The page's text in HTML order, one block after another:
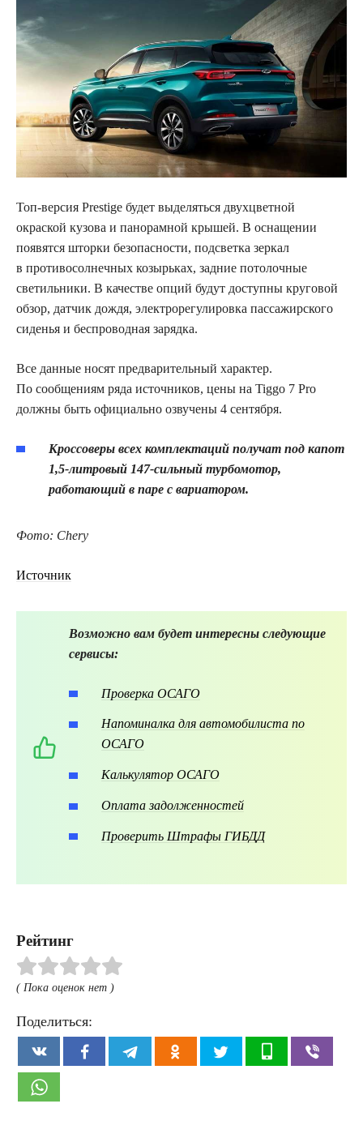
Топ-версия Prestige будет выделяться двухцветной
окраской кузова и панорамной крышей. В оснащении
появятся шторки безопасности, подсветка зеркал
в противосолнечных козырьках, задние потолочные
светильники. В качестве опций будут доступны круговой
обзор, датчик дождя, электрорегулировка пассажирского
сиденья и беспроводная зарядка.
Все данные носят предварительный характер.
По сообщениям ряда источников, цены на Tiggo 7 Pro
должны быть официально озвучены 4 сентября.
Кроссоверы всех комплектаций получат под капот
1,5-литровый 147-сильный турбомотор,
работающий в паре с вариатором.
Фото: Chery
Источник
Возможно вам будет интересны следующие
сервисы:
Проверка ОСАГО
Напоминалка для автомобилиста по
ОСАГО
Калькулятор ОСАГО
Оплата задолженностей
Проверить Штрафы ГИБДД
Рейтинг
( Пока оценок нет )
Поделиться: